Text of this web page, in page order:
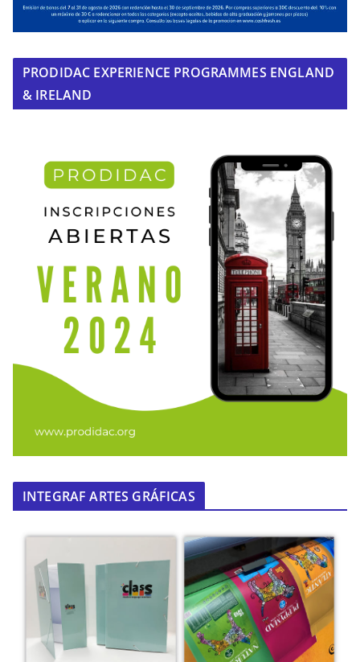
PRODIDAC EXPERIENCE PROGRAMMES ENGLAND
& IRELAND
INTEGRAF ARTES GRÁFICAS